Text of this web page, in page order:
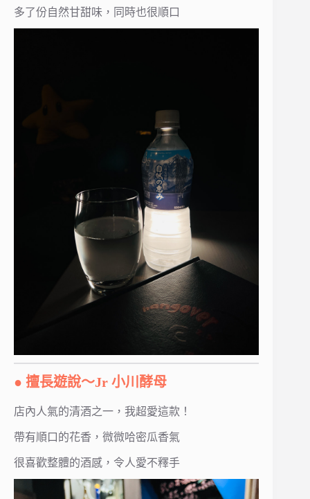
多了份自然甘甜味，同時也很順口
● 擅長遊說～Jr 小川酵母
店內人氣的清酒之一，我超愛這款！
帶有順口的花香，微微哈密瓜香氣
很喜歡整體的酒感，令人愛不釋手